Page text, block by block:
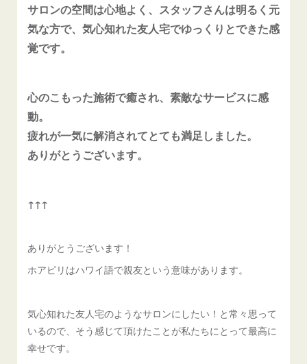
サロンの空間は心地よく、スタッフさんは明るく元
気な方で、気心知れた友人宅でゆっくりとできた感
覚です。
心のこもった施術で癒され、素敵なサービスに感
動。
疲れが一気に解消されてとても満足しました。
ありがとうございます。
↑↑↑
ありがとうございます！
ホアピリはハワイ語で親友という意味があります。
気心知れた友人宅のようなサロンにしたい！と常々思って
いるので、そう感じて頂けたことが私たちにとって最高に
幸せです。